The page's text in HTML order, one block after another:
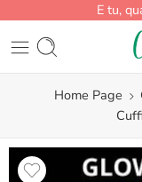
E tu,
Home Page